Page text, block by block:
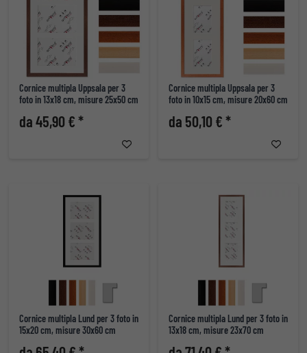
Cornice multipla Uppsala per 3
foto in 13x18 cm, misure 25x50 cm
da 45,90 € *
Cornice multipla Uppsala per 3
foto in 10x15 cm, misure 20x60 cm
da 50,10 € *
Cornice multipla Lund per 3 foto in
15x20 cm, misure 30x60 cm
Cornice multipla Lund per 3 foto in
13x18 cm, misure 23x70 cm